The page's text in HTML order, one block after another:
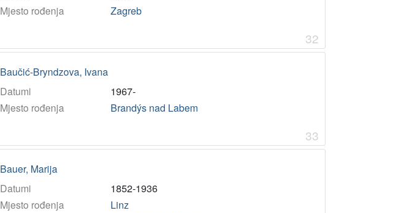
Mjesto rođenja
Zagreb
32
Baučić-Bryndzova, Ivana
Datumi
1967-
Mjesto rođenja
Brandýs nad Labem
33
Bauer, Marija
Datumi
1852-1936
Mjesto rođenja
Linz